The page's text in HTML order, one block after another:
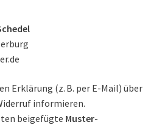
Erklärung (z. B. per E-Mail) über
informieren.
beigefügte Muster-